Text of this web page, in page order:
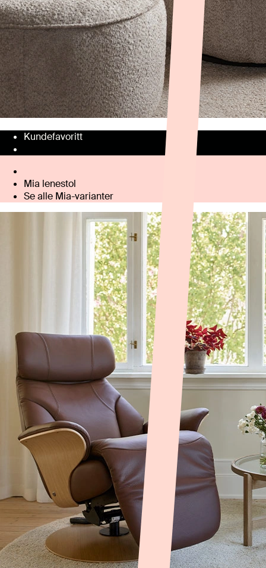
Kundefavoritt
Mia lenestol
Se alle Mia-varianter